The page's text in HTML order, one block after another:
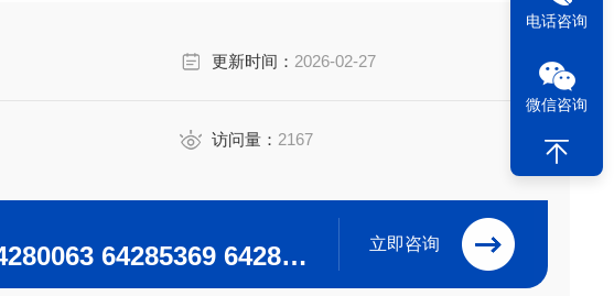
更新时间： 2026-02-27
访问量： 2167
0371-64280063 64285369 64285222 立即咨询
电话咨询
微信咨询